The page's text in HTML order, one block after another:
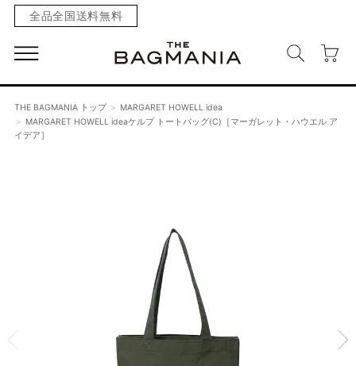
全品全国送料無料
THE BAGMANIA トップ
MARGARET HOWELL idea
MARGARET HOWELL ideaケルプ トートバッグ(C)［マーガレット・ハウエル ア
イデア］